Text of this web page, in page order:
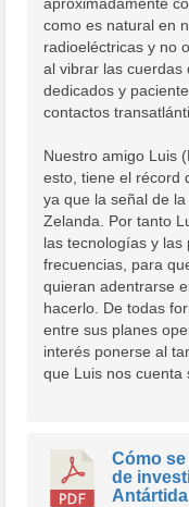
como es natural en
radioeléctricas y no
al vibrar las cuerdas
dedicados y
contactos
Nuestro amigo Luis
esto, tiene el récord
ya que la señal de
Zelanda. Por tanto
las tecnologías y las
frecuencias, para
quieran adentrarse
hacerlo. De todas
entre sus planes
interés ponerse al
que Luis nos cuenta
Cómo
de
Antártida